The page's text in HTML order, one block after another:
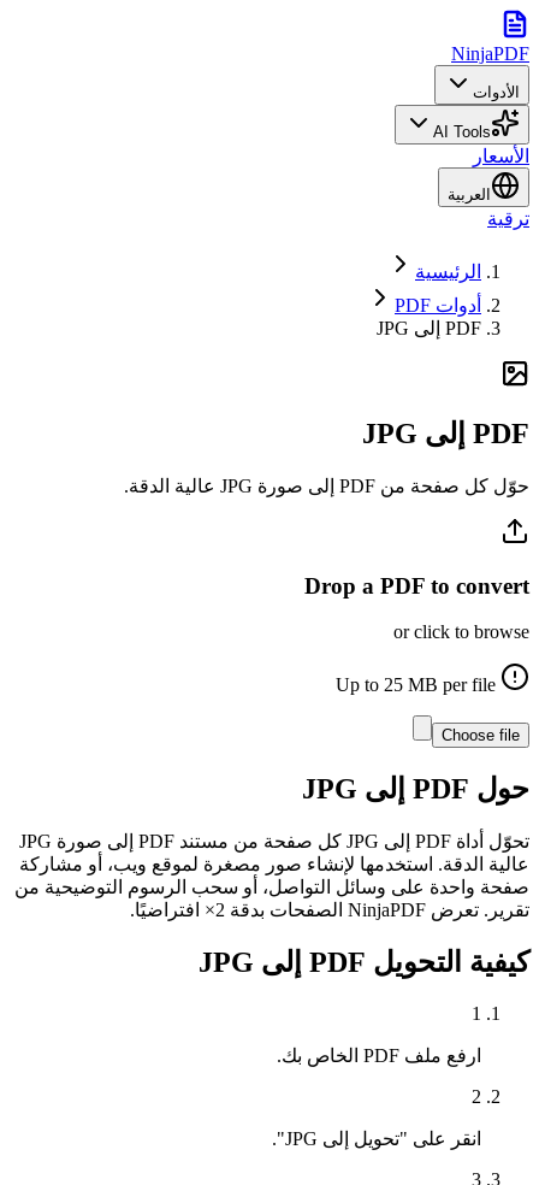
NinjaPDF
الأدوات
AI Tools
الأسعار
العربية
ترقية
الرئيسية
أدوات PDF
PDF إلى JPG
PDF إلى JPG
حوّل كل صفحة من PDF إلى صورة JPG عالية الدقة.
Drop a PDF to convert
or click to browse
25 MB per file
Choose file
حول PDF إلى JPG
تحوّل أداة PDF إلى JPG كل صفحة من مستند PDF إلى صورة JPG
عالية الدقة. استخدمها لإنشاء صور مصغرة لموقع ويب، أو مشاركة
صفحة واحدة على وسائل التواصل، أو سحب الرسوم التوضيحية من
تقرير. تعرض NinjaPDF الصفحات بدقة 2× افتراضيًا.
كيفية التحويل PDF إلى JPG
1
ارفع ملف PDF الخاص بك.
2
انقر على "تحويل إلى JPG".
3